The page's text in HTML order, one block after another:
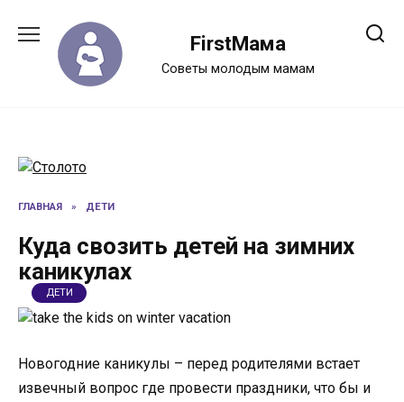
содержанию
FirstМама
Советы молодым мамам
ГЛАВНАЯ » ДЕТИ
Куда свозить детей на зимних
каникулах
ДЕТИ
Новогодние каникулы – перед родителями встает
извечный вопрос где провести праздники, что бы и